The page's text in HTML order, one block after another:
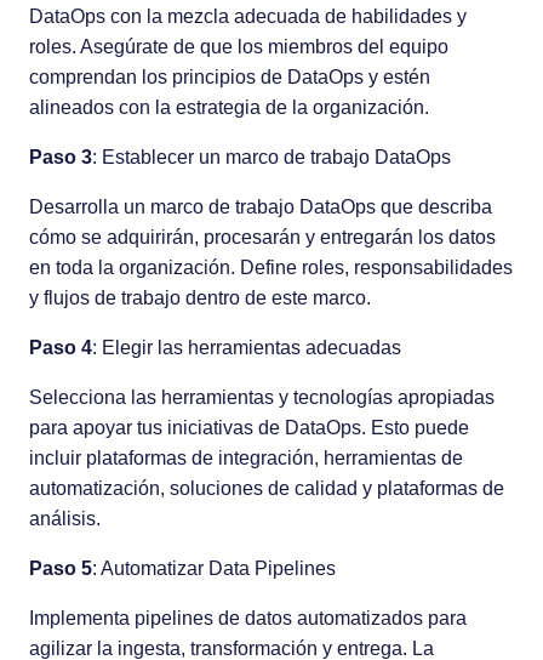
DataOps con la mezcla adecuada de habilidades y
roles. Asegúrate de que los miembros del equipo
comprendan los principios de DataOps y estén
alineados con la estrategia de la organización.
Paso 3: Establecer un marco de trabajo DataOps
Desarrolla un marco de trabajo DataOps que describa
cómo se adquirirán, procesarán y entregarán los datos
en toda la organización. Define roles, responsabilidades
y flujos de trabajo dentro de este marco.
Paso 4: Elegir las herramientas adecuadas
Selecciona las herramientas y tecnologías apropiadas
para apoyar tus iniciativas de DataOps. Esto puede
incluir plataformas de integración, herramientas de
automatización, soluciones de calidad y plataformas de
análisis.
Paso 5: Automatizar Data Pipelines
Implementa pipelines de datos automatizados para
agilizar la ingesta, transformación y entrega. La